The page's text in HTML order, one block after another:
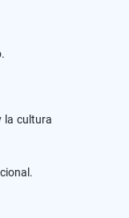
la cultura